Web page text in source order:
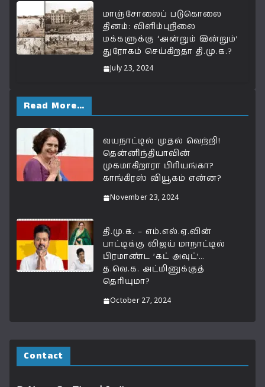
மாஞ்சோலைப் படுகொலை
தினம்: விளிம்புநிலை
மக்களுக்கு ‘அன்றும் இன்றும்’
துரோகம் செய்கிறதா தி.மு.க.?
July 23, 2024
Read More…
வயநாட்டில் முதல் வெற்றி!
தென்னிந்தியாவின்
முகமாகிறாரா பிரியங்கா?
காங்கிரஸ் வியூகம் என்ன?
November 23, 2024
தி.மு.க. – எம்.எல்.ஏ.வின்
பாட்டிக்கு விஜய் மாநாட்டில்
பிரமாண்ட ’கட் அவுட்’…
த.வெ.க. அட்மினுக்குத்
தெரியுமா?
October 27, 2024
Contact